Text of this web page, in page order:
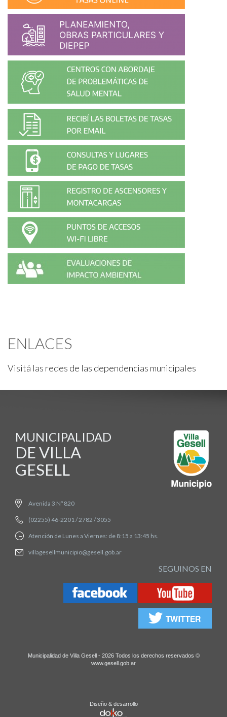
ENLACES
Visitá las redes de las dependencias municipales
MUNICIPALIDAD
DE VILLA
GESELL
Avenida 3 Nº 820
(02255) 46-2201 / 2782 / 3055
Atención de Lunes a Viernes: de 8:15 a 13:45 hs.
villagesellmunicipio@gesell.gob.ar
SEGUINOS EN
Municipalidad de Villa Gesell - 2026 Todos los derechos reservados ©
www.gesell.gob.ar
Diseño & desarrollo